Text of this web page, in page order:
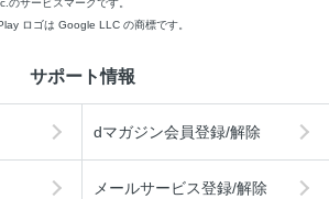
サービスマークです。
ロゴは Google LLC の商標です。
サポート情報
dマガジン会員登録/解除
メールサービス登録/解除